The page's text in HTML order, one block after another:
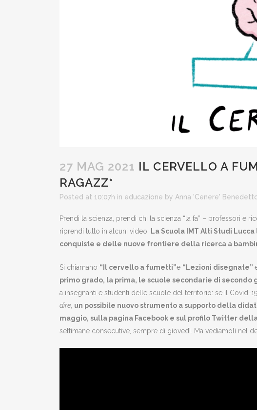
27 MAG 2021 IL CERVELLO A
RAGAZZ*
Posted at 10:07h in educazione by Anna 'Cenere'
Prendi la scienza, prendi chi la scienza “la fa” – professori e
riprendi tutto in alcuni video.
La Scuola IMT Alti Studi
conquiste e delle nuove frontiere della ricerca a
Si chiamano “Il cervello a fumetti”e “Lezioni disegnate”
primo grado, la prima, le scuole secondarie di secondo
a insegnanti e studenti delle scuole del territorio: se il Covid-
dire un possibile nuovo strumento a supporto della
maggio, sulla pagina Facebook e sul profilo Twitter
settimane consecutive, sempre di giovedì. Ma vediamoli nel